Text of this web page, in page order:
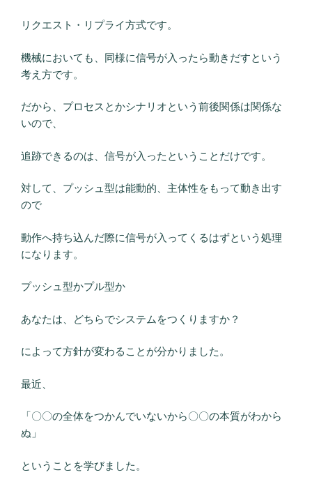
リクエスト・リプライ方式です。
機械においても、同様に信号が入ったら動きだすという
考え方です。
だから、プロセスとかシナリオという前後関係は関係な
いので、
追跡できるのは、信号が入ったということだけです。
対して、プッシュ型は能動的、主体性をもって動き出す
ので
動作へ持ち込んだ際に信号が入ってくるはずという処理
になります。
プッシュ型かプル型か
あなたは、どちらでシステムをつくりますか？
によって方針が変わることが分かりました。
最近、
「〇〇の全体をつかんでいないから〇〇の本質がわから
ぬ」
ということを学びました。